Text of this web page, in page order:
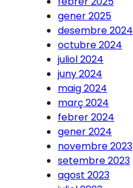
gener 2025
desembre 2024
octubre 2024
juliol 2024
juny 2024
maig 2024
març 2024
febrer 2024
gener 2024
novembre 2023
setembre 2023
agost 2023